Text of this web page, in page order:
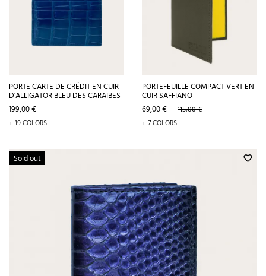
PORTE CARTE DE CRÉDIT EN CUIR
D'ALLIGATOR BLEU DES CARAÏBES
Prix
199,00 €
+ 19 COLORS
PORTEFEUILLE COMPACT VERT EN
CUIR SAFFIANO
Prix
69,00 € Prix
de
base
115,00 €
+ 7 COLORS
favorite_border
Sold out